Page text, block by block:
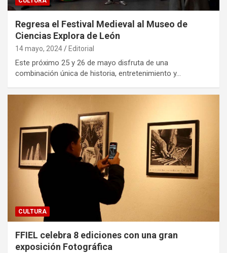
Regresa el Festival Medieval al Museo de
Ciencias Explora de León
14 mayo, 2024 Editorial
Este próximo 25 y 26 de mayo disfruta de una
combinación única de historia, entretenimiento y…
CULTURA
FFIEL celebra 8 ediciones con una gran
exposición Fotográfica